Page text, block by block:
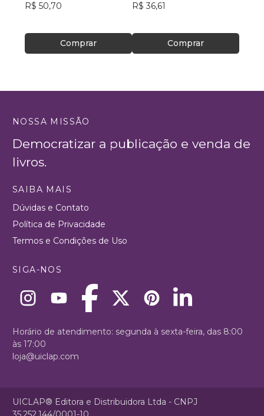
R$ 50,70
Comprar
R$ 36,61
Comprar
NOSSA MISSÃO
Democratizar a publicação e venda de
livros.
SAIBA MAIS
Dúvidas e Contato
Política de Privacidade
Termos e Condições de Uso
SIGA-NOS
Horário de atendimento: segunda à sexta-feira, das 8:00
às 17:00
loja@uiclap.com
UICLAP® Editora e Distribuidora Ltda - CNPJ